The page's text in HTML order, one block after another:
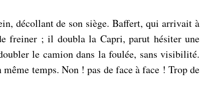
décollant de son siège. Baffert, qui arrivait à
freiner ; il doubla la Capri, parut hésiter une
le camion dans la foulée, sans visibilité.
temps. Non ! pas de face à face ! Trop de